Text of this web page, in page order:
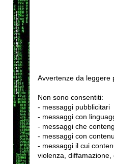
Avvertenze da leggere
Non sono consentiti:
- messaggi pubblicitari
- messaggi con
- messaggi che
- messaggi con
- messaggi il cui
violenza, diffamazione,